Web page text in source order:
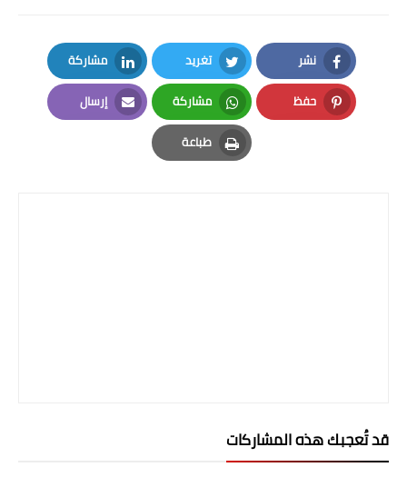
ملازم دراسية
المرحلة الابتدائية
المرحلة المتوسطة
نشر
Facebook
تغريد
Twitter
مشاركة
LinkedIn
حفظ
Pinterest
مشاركة
Whatsapp
إرسال
Email
طباعة
Print
قد تُعجبك هذه المشاركات